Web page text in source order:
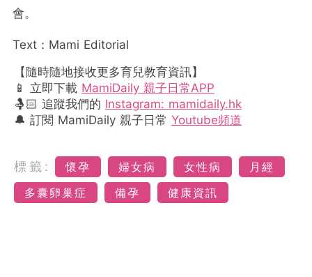
會。
Text：Mami Editorial
【隨時隨地接收更多育兒教育資訊】
📱 立即下載 MamiDaily 親子日常APP
🤱🏻 追蹤我們的 Instagram: mamidaily.hk
🔔 訂閱 MamiDaily 親子日常 Youtube頻道
標籤: 懷孕 婦女病 女性病
月經
多囊卵巢症
備孕 健康資訊